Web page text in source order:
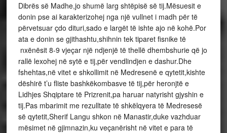
Dibrës së Madhe,jo shumë larg shtëpisë së tij.Mësuesit e
donin pse ai karakterizohej nga një vullnet i madh për të
përvetsuar çdo dituri,sado e largët të ishte ajo në kohë.Por
ata e donin se gjithashtu,shihnin tek tiparet fisnike të
nxënësit 8-9 vjeçar një ndjenjë të thellë dhembshurie që jo
rallë lexohej në sytë e tij,për vendlindjen e dashur.Dhe
fshehtas,në vitet e shkollimit në Medresenë e qytetit,kishte
dëshirë t’u fliste bashkëkombasve të tij,për heronjtë e
Lidhjes Shqiptare të Prizrenit,pa haruar natyrisht gjyshin e
tij.Pas mbarimit me rezulltate të shkëlqyera të Medresesë
së qytetit,Sherif Langu shkon në Manastir,duke vazhduar
mësimet në gjimnazin,ku veçanërisht në vitet e para të